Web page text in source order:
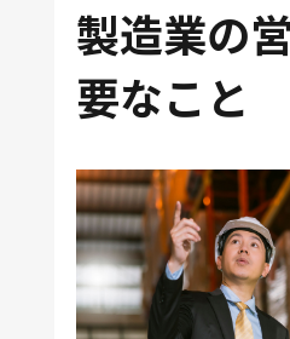
板金加工
金型加工
分析業務
拡張システム連携
納期遅延ゼロを実
設備投資の判断が
も
生産管理に役立つ
製造現場に役立つ
製造業の
要なこと
コラム
料金
アフターサポート
お問い合わせ
運営会社